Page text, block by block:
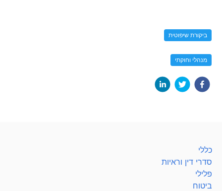
ביקורת שיפוטית
מנהלי וחוקתי
כללי
סדרי דין וראיות
פלילי
ביטוח